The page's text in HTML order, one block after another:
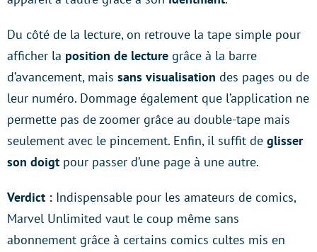
Du côté de la lecture, on retrouve la tape simple pour
afficher la position de lecture grâce à la barre
d’avancement, mais sans visualisation des pages ou de
leur numéro. Dommage également que l’application ne
permette pas de zoomer grâce au double-tape mais
seulement avec le pincement. Enfin, il suffit de glisser
son doigt pour passer d’une page à une autre.
Verdict : Indispensable pour les amateurs de comics,
Marvel Unlimited vaut le coup même sans
abonnement grâce à certains comics cultes mis en